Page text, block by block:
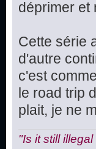
déprimer et
Cette série
d'autre
c'est
le road trip
plait, je ne
"Is it still